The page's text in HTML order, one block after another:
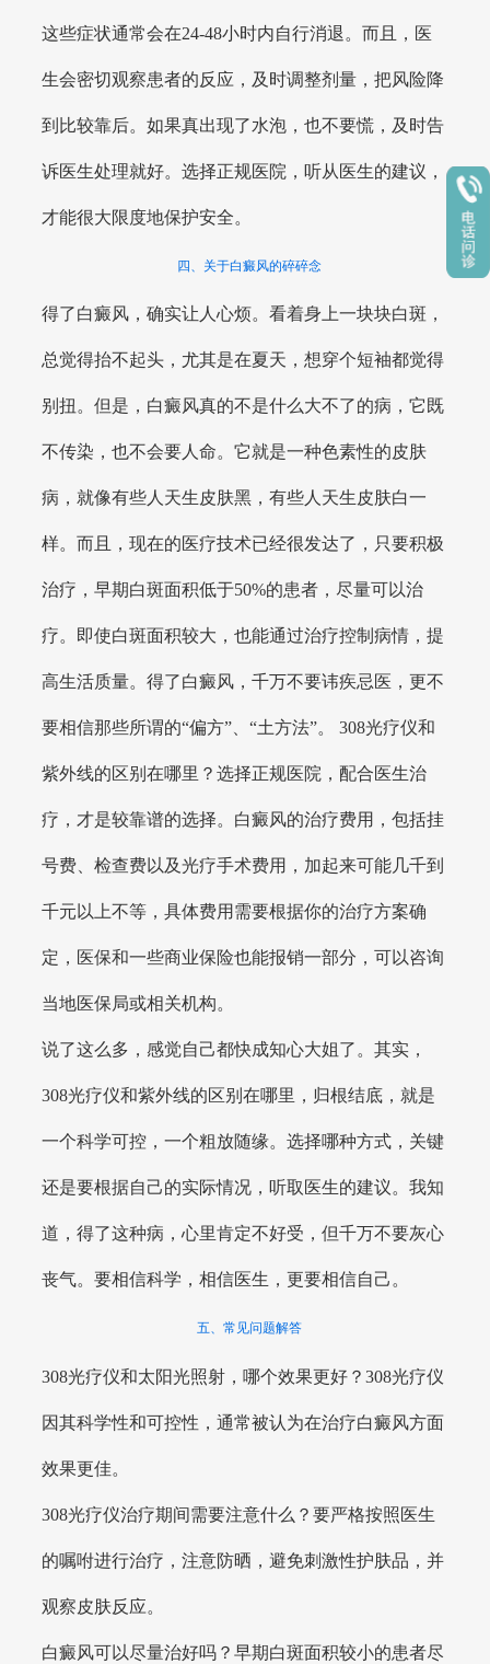
这些症状通常会在24-48小时内自行消退。而且，医
生会密切观察患者的反应，及时调整剂量，把风险降
到比较靠后。如果真出现了水泡，也不要慌，及时告
诉医生处理就好。选择正规医院，听从医生的建议，
才能很大限度地保护安全。
四、关于白癜风的碎碎念
得了白癜风，确实让人心烦。看着身上一块块白斑，
总觉得抬不起头，尤其是在夏天，想穿个短袖都觉得
别扭。但是，白癜风真的不是什么大不了的病，它既
不传染，也不会要人命。它就是一种色素性的皮肤
病，就像有些人天生皮肤黑，有些人天生皮肤白一
样。而且，现在的医疗技术已经很发达了，只要积极
治疗，早期白斑面积低于50%的患者，尽量可以治
疗。即使白斑面积较大，也能通过治疗控制病情，提
高生活质量。得了白癜风，千万不要讳疾忌医，更不
要相信那些所谓的“偏方”、“土方法”。 308光疗仪和
紫外线的区别在哪里？选择正规医院，配合医生治
疗，才是较靠谱的选择。白癜风的治疗费用，包括挂
号费、检查费以及光疗手术费用，加起来可能几千到
千元以上不等，具体费用需要根据你的治疗方案确
定，医保和一些商业保险也能报销一部分，可以咨询
当地医保局或相关机构。
说了这么多，感觉自己都快成知心大姐了。其实，
308光疗仪和紫外线的区别在哪里，归根结底，就是
一个科学可控，一个粗放随缘。选择哪种方式，关键
还是要根据自己的实际情况，听取医生的建议。我知
道，得了这种病，心里肯定不好受，但千万不要灰心
丧气。要相信科学，相信医生，更要相信自己。
五、常见问题解答
308光疗仪和太阳光照射，哪个效果更好？308光疗仪
因其科学性和可控性，通常被认为在治疗白癜风方面
效果更佳。
308光疗仪治疗期间需要注意什么？要严格按照医生
的嘱咐进行治疗，注意防晒，避免刺激性护肤品，并
观察皮肤反应。
白癜风可以尽量治好吗？早期白斑面积较小的患者尽